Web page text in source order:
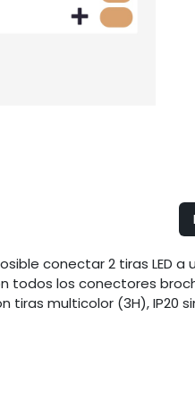
conectar 2 tiras LED
los conectores
tiras multicolor (3H),